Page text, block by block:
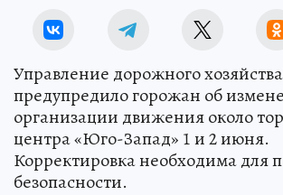
Управление дорожного
предупредило горожан об
организации движения около
центра «Юго-Запад» 1 и 2 июня.
Корректировка необходима для
безопасности.